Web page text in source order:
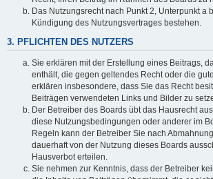
Das Nutzungsrecht nach Punkt 2, Unterpunkt a
Kündigung des Nutzungsvertrages bestehen.
3. PFLICHTEN DES NUTZERS
Sie erklären mit der Erstellung eines Beitrags,
enthält, die gegen geltendes Recht oder die
erklären insbesondere, dass Sie das Recht
Beiträgen verwendeten Links und Bilder zu
Der Betreiber des Boards übt das Hausrecht
diese Nutzungsbedingungen oder anderer im
Regeln kann der Betreiber Sie nach
dauerhaft von der Nutzung dieses Boards
Hausverbot erteilen.
Sie nehmen zur Kenntnis, dass der Betreiber